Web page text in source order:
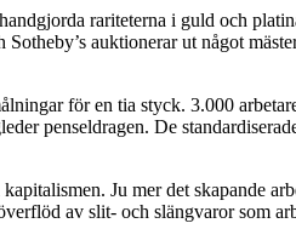
rariteterna i guld och
auktionerar ut något
för en tia styck. 3.000
penseldragen. De
Ju mer det skapande
av slit- och slängvaror som